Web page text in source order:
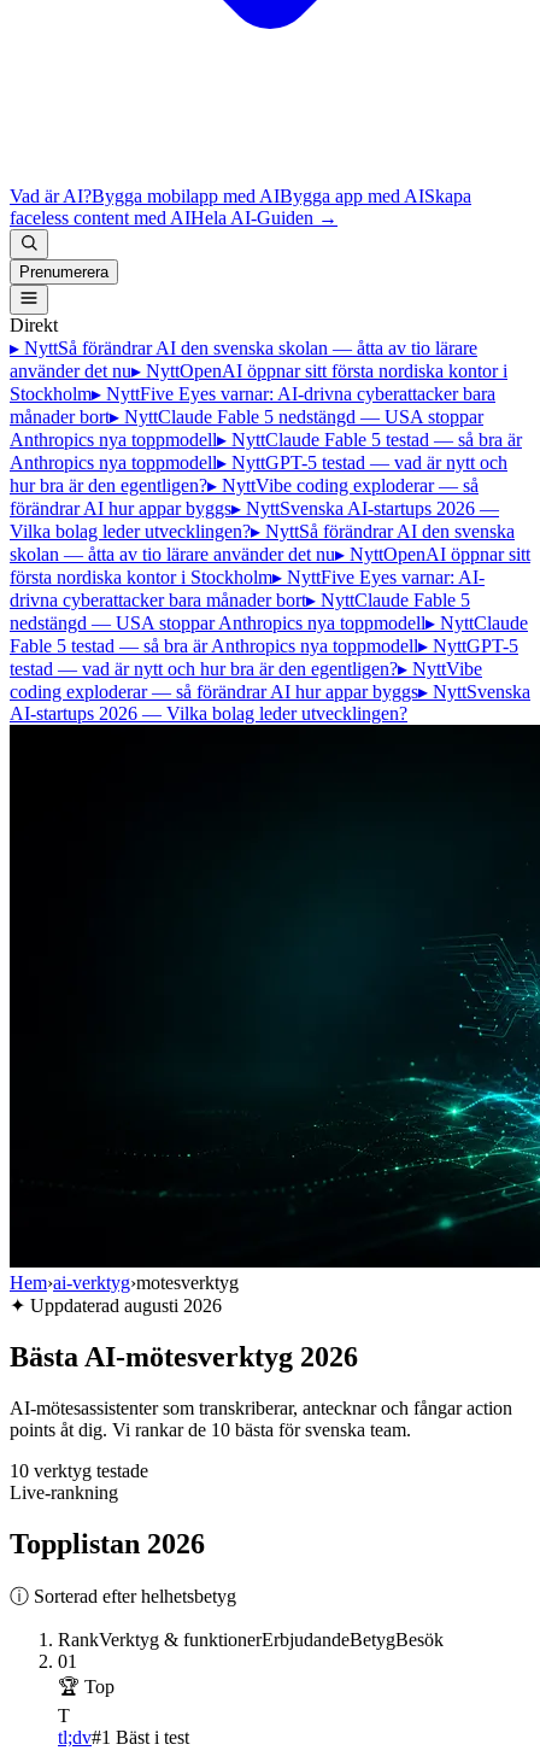
Vad är AI?Bygga mobilapp med AIBygga app med AISkapa
faceless content med AIHela AI-Guiden →
Prenumerera
Direkt
▸ NyttSå förändrar AI den svenska skolan — åtta av tio lärare
använder det nu▸ NyttOpenAI öppnar sitt första nordiska kontor i
Stockholm▸ NyttFive Eyes varnar: AI-drivna cyberattacker bara
månader bort▸ NyttClaude Fable 5 nedstängd — USA stoppar
Anthropics nya toppmodell▸ NyttClaude Fable 5 testad — så bra är
Anthropics nya toppmodell▸ NyttGPT-5 testad — vad är nytt och
hur bra är den egentligen?▸ NyttVibe coding exploderar — så
förändrar AI hur appar byggs▸ NyttSvenska AI-startups 2026 —
Vilka bolag leder utvecklingen?▸ NyttSå förändrar AI den svenska
skolan — åtta av tio lärare använder det nu▸ NyttOpenAI öppnar sitt
första nordiska kontor i Stockholm▸ NyttFive Eyes varnar: AI-
drivna cyberattacker bara månader bort▸ NyttClaude Fable 5
nedstängd — USA stoppar Anthropics nya toppmodell▸ NyttClaude
Fable 5 testad — så bra är Anthropics nya toppmodell▸ NyttGPT-5
testad — vad är nytt och hur bra är den egentligen?▸ NyttVibe
coding exploderar — så förändrar AI hur appar byggs▸ NyttSvenska
AI-startups 2026 — Vilka bolag leder utvecklingen?
Hem›ai-verktyg›motesverktyg
✦ Uppdaterad augusti 2026
Bästa AI-mötesverktyg 2026
AI-mötesassistenter som transkriberar, antecknar och fångar action
points åt dig. Vi rankar de 10 bästa för svenska team.
10 verktyg testade
Live-rankning
Topplistan 2026
ⓘ Sorterad efter helhetsbetyg
RankVerktyg & funktionerErbjudandeBetygBesök
01
🏆 Top
T
tl;dv#1 Bäst i test